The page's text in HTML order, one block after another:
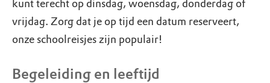
kunt terecht op dinsdag, woensdag, donderdag of
vrijdag. Zorg dat je op tijd een datum reserveert,
onze schoolreisjes zijn populair!
Begeleiding en leeftijd